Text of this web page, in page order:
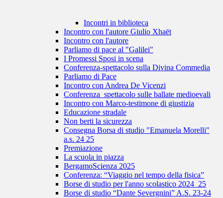
Incontri in biblioteca
Incontro con l'autore Giulio Xhaët
Incontro con l'autore
Parliamo di pace al "Galilei"
I Promessi Sposi in scena
Conferenza-spettacolo sulla Divina Commedia
Parliamo di Pace
Incontro con Andrea De Vicenzi
Conferenza_spettacolo sulle ballate medioevali
Incontro con Marco-testimone di giustizia
Educazione stradale
Non berti la sicurezza
Consegna Borsa di studio "Emanuela Morelli"
a.s. 24 25
Premiazione
La scuola in piazza
BergamoScienza 2025
Conferenza: “Viaggio nel tempo della fisica”
Borse di studio per l'anno scolastico 2024_25
Borse di studio “Dante Severgnini” A.S. 23-24